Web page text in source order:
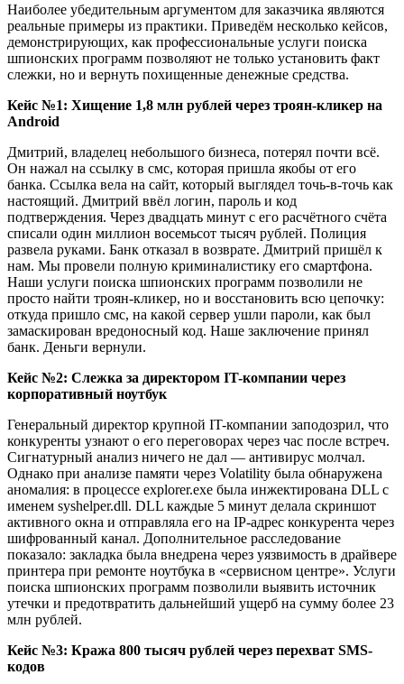
Наиболее убедительным аргументом для заказчика являются
реальные примеры из практики. Приведём несколько кейсов,
демонстрирующих, как профессиональные услуги поиска
шпионских программ позволяют не только установить факт
слежки, но и вернуть похищенные денежные средства.
Кейс №1: Хищение 1,8 млн рублей через троян-кликер на
Android
Дмитрий, владелец небольшого бизнеса, потерял почти всё.
Он нажал на ссылку в смс, которая пришла якобы от его
банка. Ссылка вела на сайт, который выглядел точь-в-точь как
настоящий. Дмитрий ввёл логин, пароль и код
подтверждения. Через двадцать минут с его расчётного счёта
списали один миллион восемьсот тысяч рублей. Полиция
развела руками. Банк отказал в возврате. Дмитрий пришёл к
нам. Мы провели полную криминалистику его смартфона.
Наши услуги поиска шпионских программ позволили не
просто найти троян-кликер, но и восстановить всю цепочку:
откуда пришло смс, на какой сервер ушли пароли, как был
замаскирован вредоносный код. Наше заключение принял
банк. Деньги вернули.
Кейс №2: Слежка за директором IT-компании через
корпоративный ноутбук
Генеральный директор крупной IT-компании заподозрил, что
конкуренты узнают о его переговорах через час после встреч.
Сигнатурный анализ ничего не дал — антивирус молчал.
Однако при анализе памяти через Volatility была обнаружена
аномалия: в процессе explorer.exe была инжектирована DLL с
именем syshelper.dll. DLL каждые 5 минут делала скриншот
активного окна и отправляла его на IP-адрес конкурента через
шифрованный канал. Дополнительное расследование
показало: закладка была внедрена через уязвимость в драйвере
принтера при ремонте ноутбука в «сервисном центре». Услуги
поиска шпионских программ позволили выявить источник
утечки и предотвратить дальнейший ущерб на сумму более 23
млн рублей.
Кейс №3: Кража 800 тысяч рублей через перехват SMS-
кодов